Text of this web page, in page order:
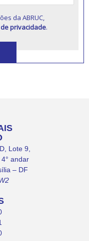
da ABRUC,
privacidade.
Lote 9,
andar
– DF